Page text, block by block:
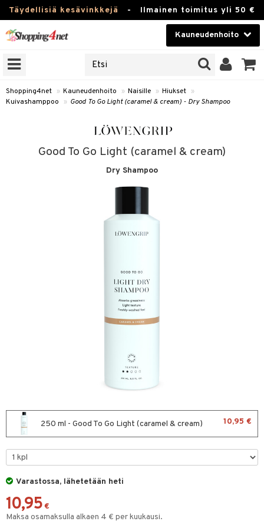
Täydellisiä kesävinkkejä - Ilmainen toimitus yli 50 €
Kauneudenhoito
Kauneudenhoito
Piilolinssit
Fitness
Shopping4net » Kauneudenhoito » Naisille » Hiukset »
Kuivashamppoo
» Good To Go Light (caramel & cream) - Dry Shampoo
Good To Go Light (caramel & cream)
Dry Shampoo
250 ml - Good To Go Light (caramel & cream) 10,95 €
Varastossa, lähetetään heti
10,95 €
Maksa osamaksulla alkaen 4 € per kuukausi.
& Antifrizz
tuotteet
& Geeli
tuotteet
Set